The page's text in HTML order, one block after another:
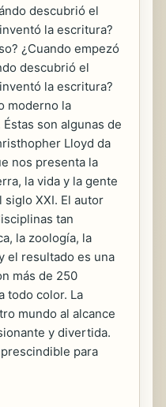
descubrió el
la escritura?
¿Cuando empezó
descubrió el
la escritura?
moderno la
son algunas de
Lloyd da
nos presenta la
la vida y la gente
siglo XXI. El autor
tan
la zoología, la
el resultado es una
más de 250
todo color. La
mundo al alcance
y divertida.
para